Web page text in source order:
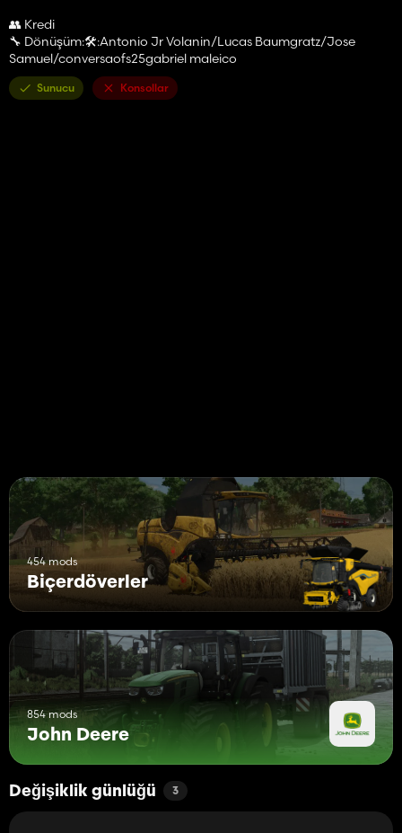
👥 Kredi
🔧 Dönüşüm:🛠️:Antonio Jr Volanin/Lucas Baumgratz/Jose
Samuel/conversaofs25gabriel maleico
Sunucu Konsollar
454 mods
Biçerdöverler
854 mods
John Deere
Değişiklik günlüğü 3